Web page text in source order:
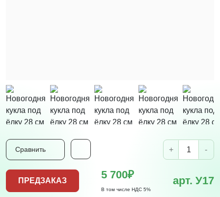
Сравнить + -
ПРЕДЗАКАЗ 5 700₽
В том числе НДС 5%
арт. У17